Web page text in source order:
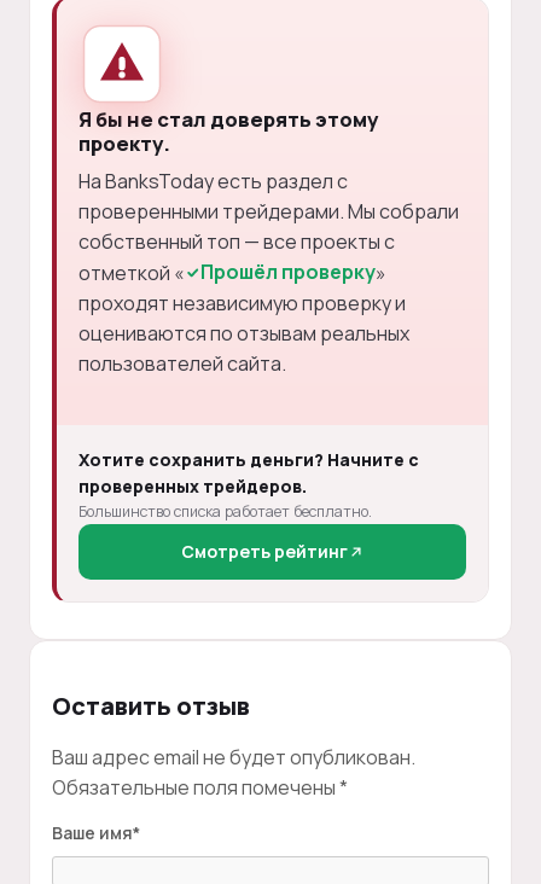
Я бы не стал доверять этому
проекту.
На BanksToday есть раздел с
проверенными трейдерами. Мы собрали
собственный топ — все проекты с
отметкой «
Прошёл проверку»
проходят независимую проверку и
оцениваются по отзывам реальных
пользователей сайта.
Хотите сохранить деньги? Начните с
проверенных трейдеров.
Большинство списка работает бесплатно.
Смотреть рейтинг
Оставить отзыв
Ваш адрес email не будет опубликован.
Обязательные поля помечены*
Ваше имя*